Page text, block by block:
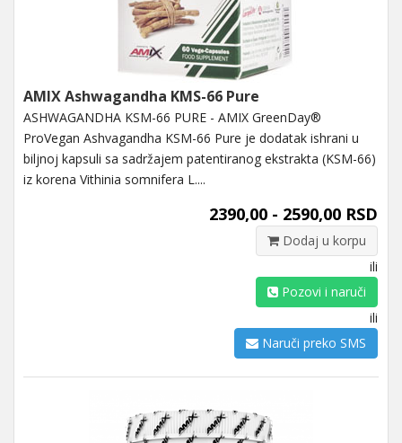
AMIX Ashwagandha KMS-66 Pure
ASHWAGANDHA KSM-66 PURE - AMIX GreenDay®
ProVegan Ashvagandha KSM-66 Pure je dodatak ishrani u
biljnoj kapsuli sa sadržajem patentiranog ekstrakta (KSM-66)
iz korena Vithinia somnifera L....
2390,00 - 2590,00 RSD
Dodaj u korpu
ili
Pozovi i naruči
ili
Naruči preko SMS